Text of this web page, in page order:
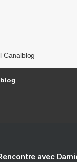
Canalblog
avec